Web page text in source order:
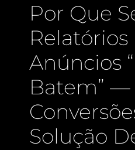
Por Que
Relatórios
Anúncios
Batem” —
Solução